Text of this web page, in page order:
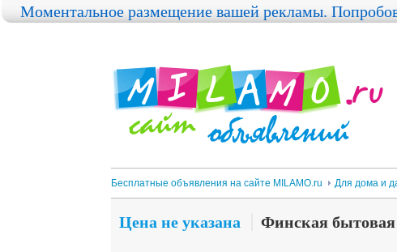
Бесплатные объявления на сайте MILAMO.ru Для дома и
Цена не указана Финская бытовая
Моментальное размещение вашей рекламы.